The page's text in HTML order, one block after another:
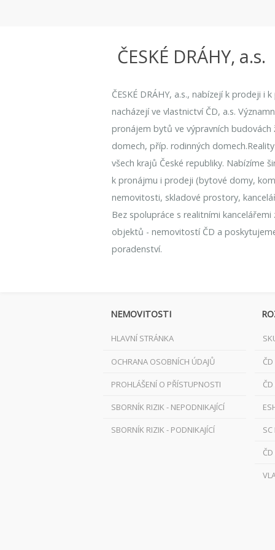
ČESKÉ DRÁHY, a.s.
ČESKÉ DRÁHY, a.s., nabízejí k prodeji
nacházejí ve vlastnictví ČD, a.s.
pronájem bytů ve výpravních budovách
domech, příp. rodinných
všech krajů České republiky. Nabízíme
k pronájmu i prodeji (bytové domy,
nemovitosti, skladové prostory,
Bez spolupráce s realitními
objektů - nemovitostí ČD a
poradenství.
NEMOVITOSTI
HLAVNÍ STRÁNKA
OCHRANA OSOBNÍCH ÚDAJŮ
PROHLÁŠENÍ O PŘÍSTUPNOSTI
SBORNÍK RIZIK - NEPODNIKAJÍCÍ
SBORNÍK RIZIK - PODNIKAJÍCÍ